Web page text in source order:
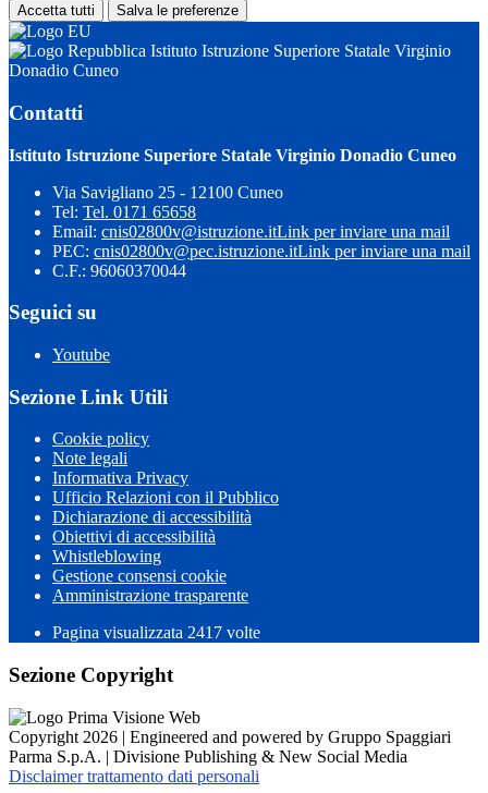
Accetta tutti Salva le preferenze
Istituto Istruzione Superiore Statale Virginio
Donadio Cuneo
Contatti
Istituto Istruzione Superiore Statale Virginio Donadio Cuneo
Via Savigliano 25 - 12100 Cuneo
Tel: Tel. 0171 65658
Email: cnis02800v@istruzione.itLink per inviare una mail
PEC: cnis02800v@pec.istruzione.itLink per inviare una mail
C.F.: 96060370044
Seguici su
Youtube
Sezione Link Utili
Cookie policy
Note legali
Informativa Privacy
Ufficio Relazioni con il Pubblico
Dichiarazione di accessibilità
Obiettivi di accessibilità
Whistleblowing
Gestione consensi cookie
Amministrazione trasparente
Pagina visualizzata 2417 volte
Sezione Copyright
Copyright 2026 | Engineered and powered by Gruppo Spaggiari
Parma S.p.A. | Divisione Publishing & New Social Media
Disclaimer trattamento dati personali